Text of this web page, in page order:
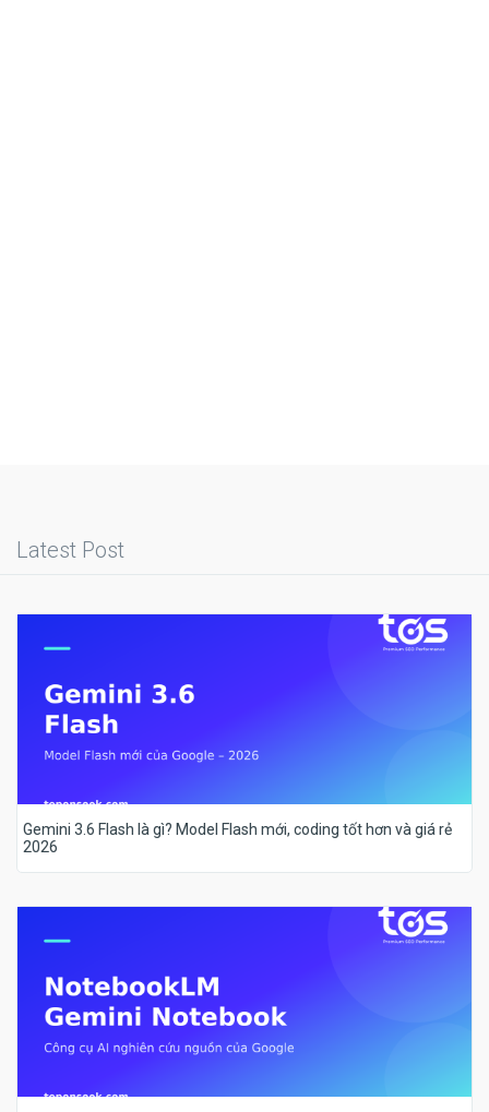
Latest Post
Gemini 3.6 Flash là gì? Model Flash mới, coding tốt hơn và giá rẻ
2026